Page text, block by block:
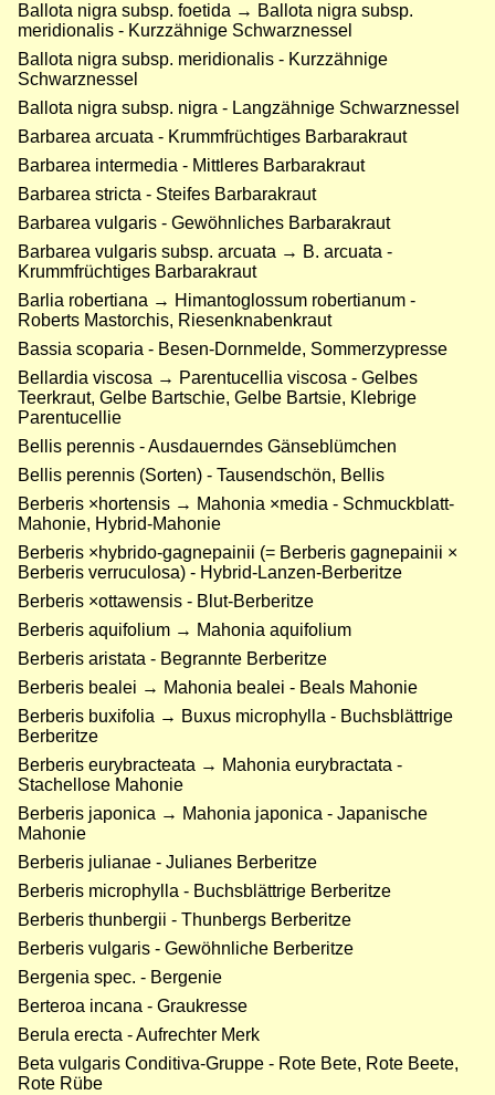
Ballota nigra subsp. foetida → Ballota nigra subsp.
meridionalis - Kurzzähnige Schwarznessel
Ballota nigra subsp. meridionalis - Kurzzähnige
Schwarznessel
Ballota nigra subsp. nigra - Langzähnige Schwarznessel
Barbarea arcuata - Krummfrüchtiges Barbarakraut
Barbarea intermedia - Mittleres Barbarakraut
Barbarea stricta - Steifes Barbarakraut
Barbarea vulgaris - Gewöhnliches Barbarakraut
Barbarea vulgaris subsp. arcuata → B. arcuata -
Krummfrüchtiges Barbarakraut
Barlia robertiana → Himantoglossum robertianum -
Roberts Mastorchis, Riesenknabenkraut
Bassia scoparia - Besen-Dornmelde, Sommerzypresse
Bellardia viscosa → Parentucellia viscosa - Gelbes
Teerkraut, Gelbe Bartschie, Gelbe Bartsie, Klebrige
Parentucellie
Bellis perennis - Ausdauerndes Gänseblümchen
Bellis perennis (Sorten) - Tausendschön, Bellis
Berberis ×hortensis → Mahonia ×media - Schmuckblatt-
Mahonie, Hybrid-Mahonie
Berberis ×hybrido-gagnepainii (= Berberis gagnepainii ×
Berberis verruculosa) - Hybrid-Lanzen-Berberitze
Berberis ×ottawensis - Blut-Berberitze
Berberis aquifolium → Mahonia aquifolium
Berberis aristata - Begrannte Berberitze
Berberis bealei → Mahonia bealei - Beals Mahonie
Berberis buxifolia → Buxus microphylla - Buchsblättrige
Berberitze
Berberis eurybracteata → Mahonia eurybractata -
Stachellose Mahonie
Berberis japonica → Mahonia japonica - Japanische
Mahonie
Berberis julianae - Julianes Berberitze
Berberis microphylla - Buchsblättrige Berberitze
Berberis thunbergii - Thunbergs Berberitze
Berberis vulgaris - Gewöhnliche Berberitze
Bergenia spec. - Bergenie
Berteroa incana - Graukresse
Berula erecta - Aufrechter Merk
Beta vulgaris Conditiva-Gruppe - Rote Bete, Rote Beete,
Rote Rübe